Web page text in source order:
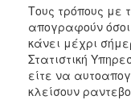
Τους τρόπους με
απογραφούν
κάνει μέχρι
Στατιστική
είτε να
κλείσουν